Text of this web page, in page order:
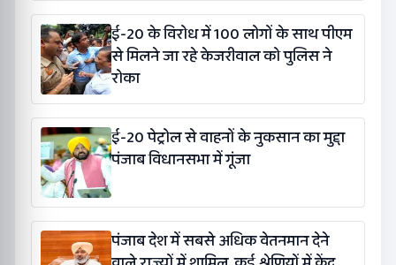
ई-20 के विरोध में 100 लोगों के साथ पीएम
से मिलने जा रहे केजरीवाल को पुलिस ने
रोका
ई-20 पेट्रोल से वाहनों के नुकसान का मुद्दा
पंजाब विधानसभा में गूंजा
पंजाब देश में सबसे अधिक वेतनमान देने